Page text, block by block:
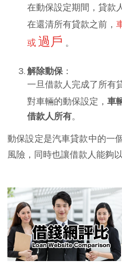
在動保設定期間，貸款
在還清所有貸款之前，
或過戶 。
解除動保：
一旦借款人完成了所有
對車輛的動保設定， 車
借款人所有。
動保設定是汽車貸款中的一
風險，同時也讓借款人能夠